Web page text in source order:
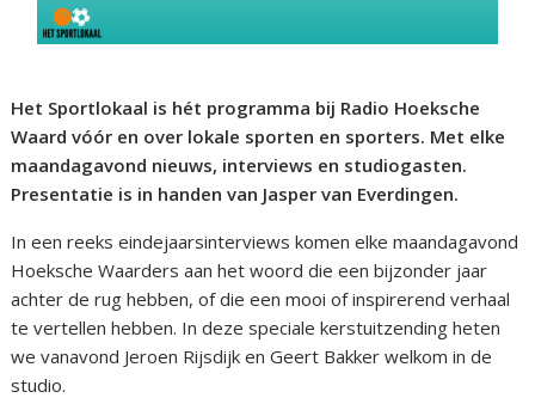
Het Sportlokaal is hét programma bij Radio Hoeksche
Waard vóór en over lokale sporten en sporters. Met elke
maandagavond nieuws, interviews en studiogasten.
Presentatie is in handen van Jasper van Everdingen.
In een reeks eindejaarsinterviews komen elke maandagavond
Hoeksche Waarders aan het woord die een bijzonder jaar
achter de rug hebben, of die een mooi of inspirerend verhaal
te vertellen hebben. In deze speciale kerstuitzending heten
we vanavond Jeroen Rijsdijk en Geert Bakker welkom in de
studio.